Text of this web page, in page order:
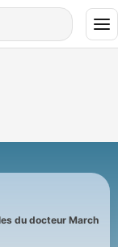
du docteur March